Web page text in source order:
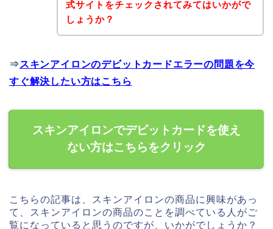
式サイトをチェックされてみてはいかがで
しょうか？
⇒ スキンアイロンのデビットカードエラーの問題を今
すぐ解決したい方はこちら
スキンアイロンでデビットカードを使え
ない方はこちらをクリック
こちらの記事は、スキンアイロンの商品に興味があっ
て、スキンアイロンの商品のことを調べている人がご
覧になっていると思うのですが、いかがでしょうか？